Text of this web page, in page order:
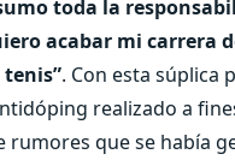
toda la
acabar mi carrera
. Con esta súplica
realizado a
rumores que se había